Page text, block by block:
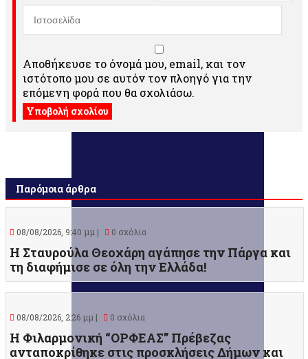
Αποθήκευσε το όνομά μου, email, και τον
ιστότοπο μου σε αυτόν τον πλοηγό για την
επόμενη φορά που θα σχολιάσω.
Παρόμοια άρθρα
08/08/2026, 9:40 μμ | 0 σχόλια
Η Σταυρούλα Θεοχάρη αγάπησε την Πάργα και
τη διαφήμισε σε όλη την Ελλάδα!
08/08/2026, 2:26 μμ | 0 σχόλια
Η Φιλαρμονική “ΟΡΦΕΑΣ” Πρέβεζας
ανταποκρίθηκε στις προσκλήσεις Δήμων και